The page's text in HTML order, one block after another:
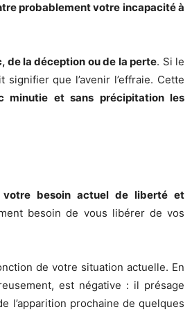
probablement votre incapacité à
de la déception ou de la perte. Si le
que l’avenir l’effraie. Cette
minutie et sans précipitation les
votre besoin actuel de liberté et
besoin de vous libérer de vos
de votre situation actuelle. En
est négative : il présage
l’apparition prochaine de quelques